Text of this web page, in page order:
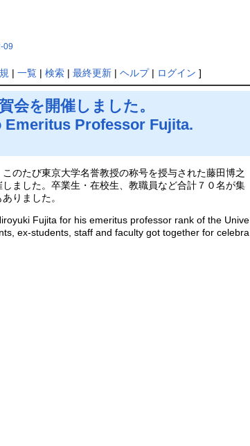
09
| 一覧| 検索| 最終更新| ヘルプ| ログイン ]
会を開催しました。
Professor Fujita.
のたび東京大学名誉教授の称号を授与された藤田博之
ました。卒業生・在校生、教職員など合計７０名が集
りました。
Fujita for his emeritus professor rank of the Unive
ex-students, staff and faculty got together for celebra